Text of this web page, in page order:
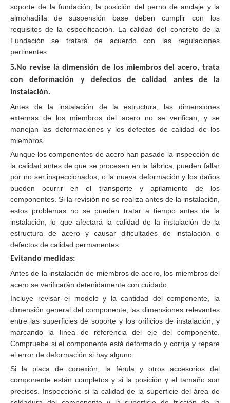
soporte de la fundación, la posición del perno de anclaje y la
almohadilla de suspensión base deben cumplir con los
requisitos de la especificación. La calidad del concreto de la
Fundación se tratará de acuerdo con las regulaciones
pertinentes.
5.No revise la dimensión de los miembros del acero, trata
con deformación y defectos de calidad antes de la
instalación.
Antes de la instalación de la estructura, las dimensiones
externas de los miembros del acero no se verifican, y se
manejan las deformaciones y los defectos de calidad de los
miembros.
Aunque los componentes de acero han pasado la inspección de
la calidad antes de que se procesen en la fábrica, pueden fallar
por no ser inspeccionados, o la nueva deformación y los daños
pueden ocurrir en el transporte y apilamiento de los
componentes. Si la revisión no se realiza antes de la instalación,
estos problemas no se pueden tratar a tiempo antes de la
instalación, lo que afectará la calidad de la instalación de la
estructura de acero y causar dificultades de instalación o
defectos de calidad permanentes.
Evitando medidas:
Antes de la instalación de miembros de acero, los miembros del
acero se verificarán detenidamente con cuidado:
Incluye revisar el modelo y la cantidad del componente, la
dimensión general del componente, las dimensiones relevantes
entre las superficies de soporte y los orificios de instalación, y
marcando la línea de referencia del eje del componente.
Compruebe si el componente está deformado y corrija y repare
el error de deformación si hay alguno.
Si la placa de conexión, la férula y otros accesorios del
componente están completos y si la posición y el tamaño son
precisos. Inspeccione si la calidad de la superficie del área de